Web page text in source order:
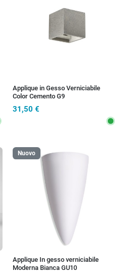
Applique in Gesso Verniciabile
Color Cemento G9
31,50 €
Nuovo
Applique In gesso verniciabile
Moderna Bianca GU10